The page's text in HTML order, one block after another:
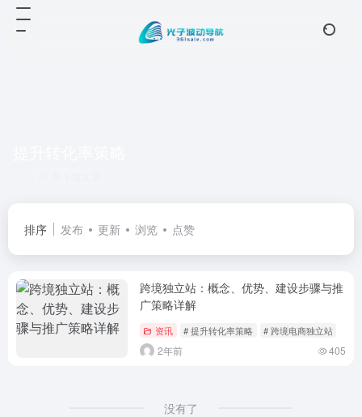
排序 发布 更新 浏览 点赞
跨境独立站：概念、优势、建设步骤与推
广策略详解
资讯 # 提升转化率策略 # 跨境电商独立站
2年前 405
没有了